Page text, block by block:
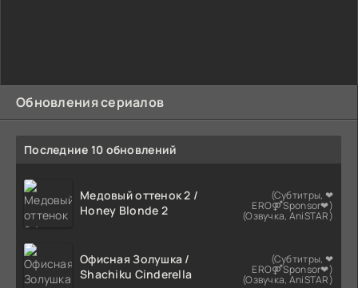
Обновления сериалов
Последние 10 обновлений
Медовый оттенок 2 /
Honey Blonde 2
(Субтитры, ❤
ERO⚤Sponsor❤)
(Озвучка, AniSTAR)
Офисная Золушка /
Shachiku Cinderella
(Субтитры, ❤
ERO⚤Sponsor❤)
(Озвучка, AniSTAR)